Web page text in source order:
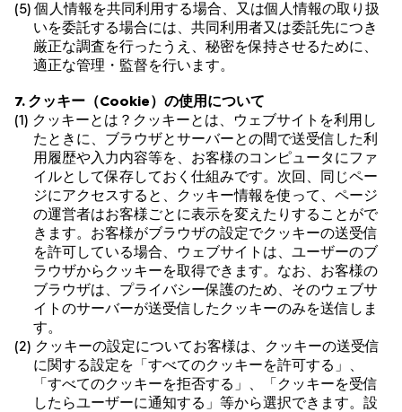
(5) 個人情報を共同利用する場合、又は個人情報の取り扱
いを委託する場合には、共同利用者又は委託先につき
厳正な調査を行ったうえ、秘密を保持させるために、
適正な管理・監督を行います。
7. クッキー（Cookie）の使用について
(1) クッキーとは？クッキーとは、ウェブサイトを利用し
たときに、ブラウザとサーバーとの間で送受信した利
用履歴や入力内容等を、お客様のコンピュータにファ
イルとして保存しておく仕組みです。次回、同じペー
ジにアクセスすると、クッキー情報を使って、ページ
の運営者はお客様ごとに表示を変えたりすることがで
きます。お客様がブラウザの設定でクッキーの送受信
を許可している場合、ウェブサイトは、ユーザーのブ
ラウザからクッキーを取得できます。なお、お客様の
ブラウザは、プライバシー保護のため、そのウェブサ
イトのサーバーが送受信したクッキーのみを送信しま
す。
(2) クッキーの設定についてお客様は、クッキーの送受信
に関する設定を「すべてのクッキーを許可する」、
「すべてのクッキーを拒否する」、「クッキーを受信
したらユーザーに通知する」等から選択できます。設